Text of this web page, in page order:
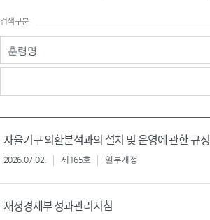
검색구분
훈령명
자율기구 외환분석과의 설치 및 운영에 관한 규정
2026.07.02. 제165호 일부개정
재정경제부 성과관리지침